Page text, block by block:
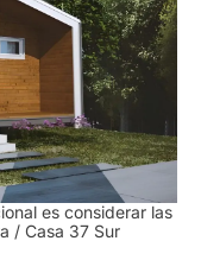
es considerar las
/ Casa 37 Sur